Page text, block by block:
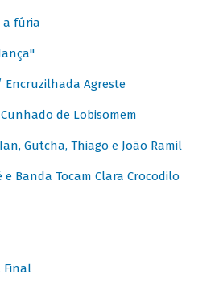
a fúria
/ Encruzilhada Agreste
Cunhado de Lobisomem
Gutcha, Thiago e João Ramil
e Banda Tocam Clara Crocodilo
Final